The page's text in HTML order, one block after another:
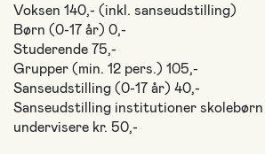
Voksen 140,- (inkl. sanseudstilling)
Børn (0-17 år) 0,-
Studerende 75,-
Grupper (min. 12 pers.) 105,-
Sanseudstilling (0-17 år) 40,-
Sanseudstilling institutioner
undervisere kr. 50,-